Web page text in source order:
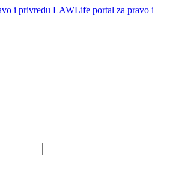
LAWLife portal za pravo i